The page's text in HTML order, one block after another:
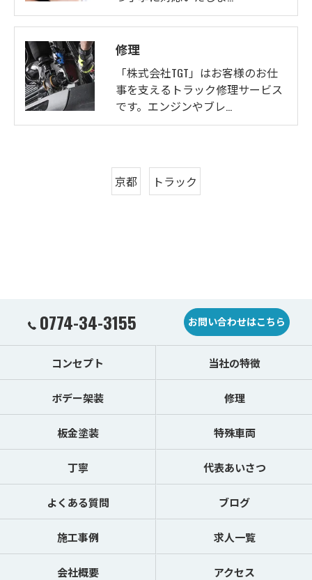
修理
「株式会社TGT」はお客様のお仕
事を支えるトラック修理サービス
です。エンジンやブレ…
京都 トラック
0774-34-3155 お問い合わせはこちら
コンセプト 当社の特徴
ボデー架装 修理
板金塗装 特殊車両
丁寧 代表あいさつ
よくある質問 ブログ
施工事例 求人一覧
会社概要 アクセス